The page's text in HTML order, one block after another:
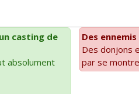
casting de
absolument
Des
Des donjons
par se